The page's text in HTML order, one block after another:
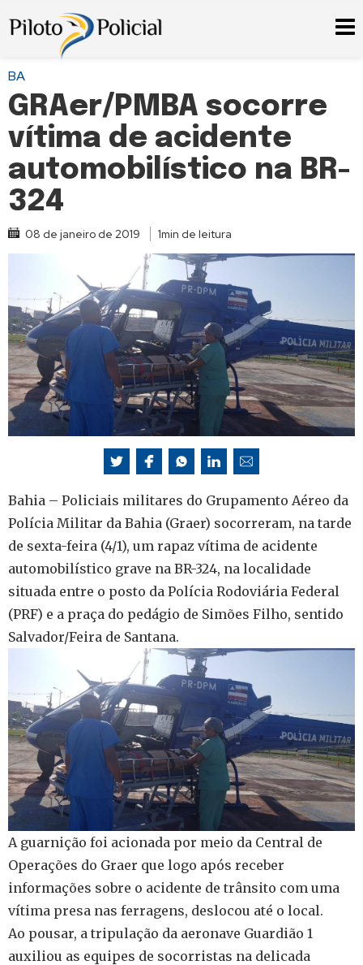
BA
GRAer/PMBA socorre
vítima de acidente
automobilístico na BR-
324
08 de janeiro de 2019 1min de leitura
Bahia – Policiais militares do Grupamento Aéreo da
Polícia Militar da Bahia (Graer) socorreram, na tarde
de sexta-feira (4/1), um rapaz vítima de acidente
automobilístico grave na BR-324, na localidade
situada entre o posto da Polícia Rodoviária Federal
(PRF) e a praça do pedágio de Simões Filho, sentido
Salvador/Feira de Santana.
A guarnição foi acionada por meio da Central de
Operações do Graer que logo após receber
informações sobre o acidente de trânsito com uma
vítima presa nas ferragens, deslocou até o local.
Ao pousar, a tripulação da aeronave Guardião 1
auxiliou as equipes de socorristas na delicada